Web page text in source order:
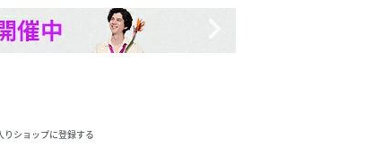
りショップに登録する